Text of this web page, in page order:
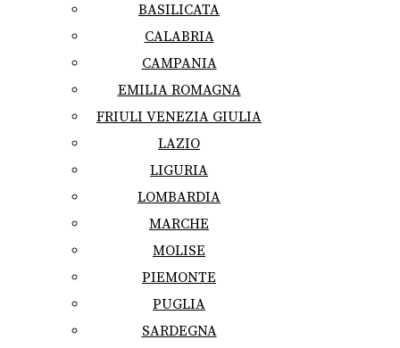
BASILICATA
CALABRIA
CAMPANIA
EMILIA ROMAGNA
FRIULI VENEZIA GIULIA
LAZIO
LIGURIA
LOMBARDIA
MARCHE
MOLISE
PIEMONTE
PUGLIA
SARDEGNA